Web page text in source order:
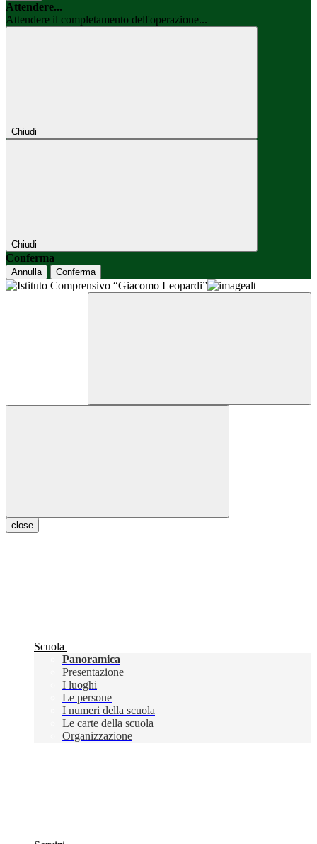
Attendere...
Attendere il completamento dell'operazione...
Chiudi
Chiudi
Conferma
Annulla Conferma
close
Scuola
Panoramica
Presentazione
I luoghi
Le persone
I numeri della scuola
Le carte della scuola
Organizzazione